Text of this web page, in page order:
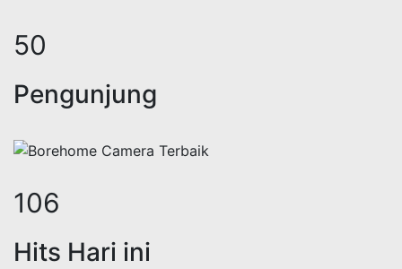
60
Pengunjung
128
Hits Hari ini